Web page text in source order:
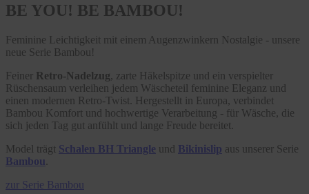
BE YOU! BE BAMBOU!
Feminine Leichtigkeit mit einem Augenzwinkern Nostalgie - unsere
neue Serie Bambou!
Feiner Retro-Nadelzug, zarte Häkelspitze und ein verspielter
Rüschensaum verleihen jedem Wäscheteil feminine Eleganz und
einen modernen Retro-Twist. Hergestellt in Europa, verbindet
Bambou Komfort und hochwertige Verarbeitung - für Wäsche, die
sich jeden Tag gut anfühlt und lange Freude bereitet.
Model trägt Schalen BH Triangle und Bikinislip aus unserer Serie
Bambou
zur Serie Bambou